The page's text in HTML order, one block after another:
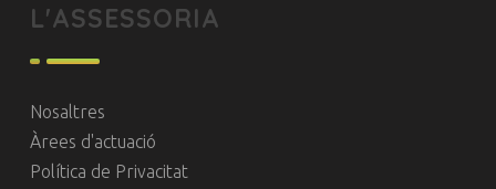
L'ASSESSORIA
Nosaltres
Àrees d'actuació
Política de Privacitat